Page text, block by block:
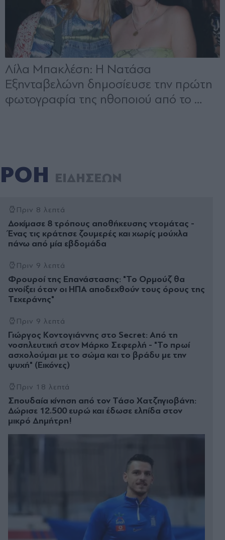
ΡΟΗ ΕΙΔΗΣΕΩΝ
Πριν 8 λεπτά
Δοκίμασε 8 τρόπους αποθήκευσης ντομάτας -
Ένας τις κράτησε ζουμερές και χωρίς μούχλα
πάνω από μία εβδομάδα
Πριν 9 λεπτά
Φρουροί της Επανάστασης: "Το Ορμούζ θα
ανοίξει όταν οι ΗΠΑ αποδεχθούν τους όρους της
Τεχεράνης"
Πριν 9 λεπτά
Γιώργος Κοντογιάννης στο Secret: Από τη
νοσηλευτική στον Μάρκο Σεφερλή - "Το πρωί
ασχολούμαι με το σώμα και το βράδυ με την
ψυχή" (Εικόνες)
Πριν 18 λεπτά
Σπουδαία κίνηση από τον Τάσο Χατζηγιοβάνη:
Δώρισε 12.500 ευρώ και έδωσε ελπίδα στον
μικρό Δημήτρη!